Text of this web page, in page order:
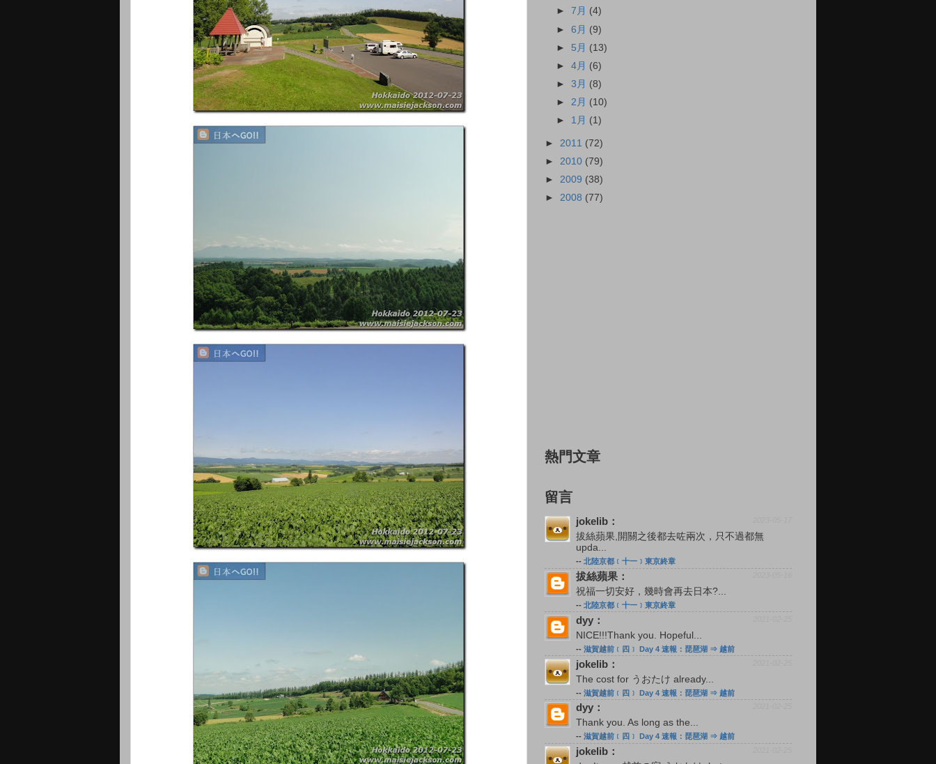
►7月 (4)
►6月 (9)
► 5月 (13)
►4月 (6)
►3月 (8)
►2月 (10)
► 1月 (1)
► 2011 (72)
► 2010 (79)
► 2009 (38)
► 2008 (77)
熱門文章
留言
jokelib：
拔絲蘋果,開關之後都去咗兩次，只不過都無
upda...
-- 北陸京都﹝十一﹞東京終章
拔絲蘋果：
祝福一切安好，幾時會再去日本?...
-- 北陸京都﹝十一﹞東京終章
dyy：
NICE!!!Thank you. Hopeful...
-- 滋賀越前﹝四﹞ Day 4 速報：琵琶湖 ⇒ 越前
jokelib：
The cost for うおたけ already...
-- 滋賀越前﹝四﹞ Day 4 速報：琵琶湖 ⇒ 越前
dyy：
Thank you. As long as the...
-- 滋賀越前﹝四﹞ Day 4 速報：琵琶湖 ⇒ 越前
jokelib：